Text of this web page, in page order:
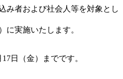
み者および社会人等を対象とし
に実施いたします。
日（金）までです。